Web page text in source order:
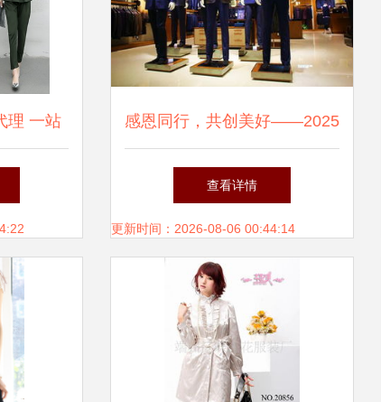
理 一站
何抢占
感恩同行，共创美好——2025
年新春祝福
查看详情
更新时间：2026-08-06 00:44:14